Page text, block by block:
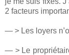
2 facteurs
— > Les loyers
— > Le